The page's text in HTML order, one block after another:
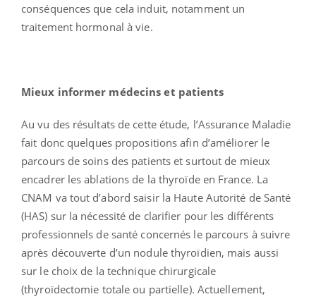
conséquences que cela induit, notamment un
traitement hormonal à vie.
Mieux informer médecins et patients
Au vu des résultats de cette étude, l’Assurance Maladie
fait donc quelques propositions afin d’améliorer le
parcours de soins des patients et surtout de mieux
encadrer les ablations de la thyroïde en France. La
CNAM va tout d’abord saisir la Haute Autorité de Santé
(HAS) sur la nécessité de clarifier pour les différents
professionnels de santé concernés le parcours à suivre
après découverte d’un nodule thyroïdien, mais aussi
sur le choix de la technique chirurgicale
(thyroïdectomie totale ou partielle). Actuellement,